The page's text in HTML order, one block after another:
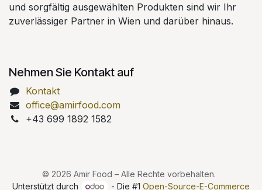
und sorgfältig ausgewählten Produkten sind wir Ihr
zuverlässiger Partner in Wien und darüber hinaus.
Nehmen Sie Kontakt auf
Kontakt
office@amirfood.com
+43 699 1892 1582
© 2026 Amir Food – Alle Rechte vorbehalten.
Unterstützt durch
- Die #1Open-Source-E-Commerce